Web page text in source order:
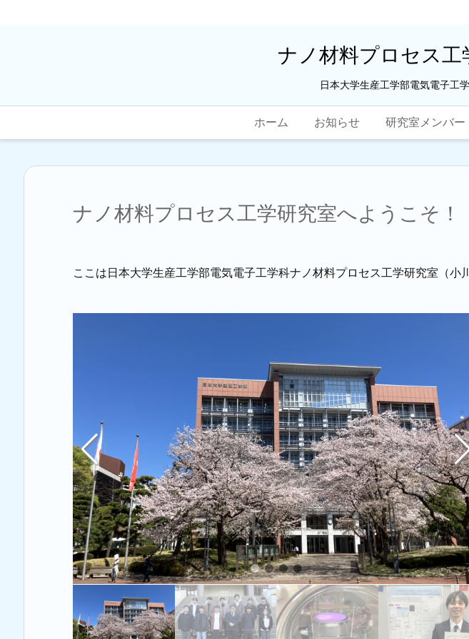
ナノ材料プロセス工
日本大学生産工学部電気電子工
ホーム お知らせ 研究室メンバー
ナノ材料プロセス工学研究室へようこそ！
ここは日本大学生産工学部電気電子工学科ナノ材料プロセス工学研究室（小